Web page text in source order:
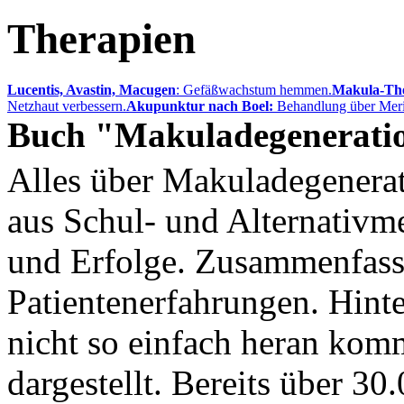
Therapien
Lucentis, Avastin, Macugen: Gefäßwachstum hemmen.Makula-
Netzhaut verbessern.Akupunktur nach Boel: Behandlung über
Buch
Alles über
aus Schul- und
und Erfolge.
Patientenerfahrungen.
nicht so einfach heran
dargestellt. Bereits über